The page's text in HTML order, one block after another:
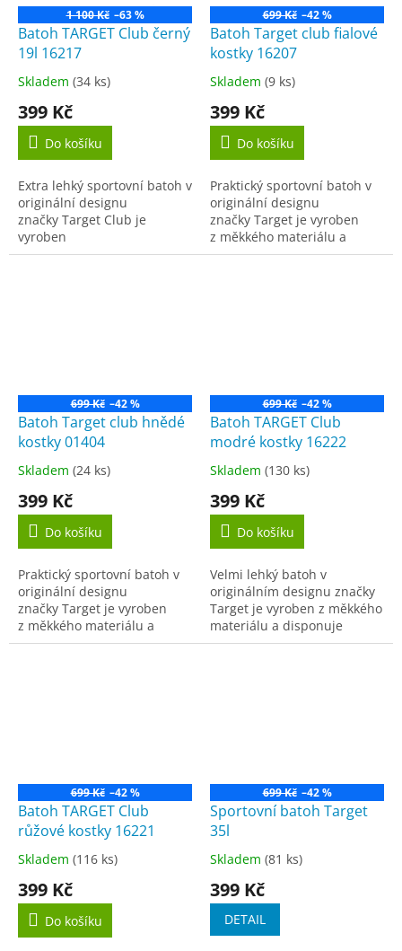
1 100 Kč –63 %
Batoh TARGET Club černý
19l 16217
Průměrné
produktu
4,3
5
hvězdiček.
Skladem (34 ks)
399 Kč
Do košíku
Extra lehký sportovní batoh v
originální designu
značky Target Club je
vyroben
z měkkého materiálu a
699 Kč –42 %
Batoh Target club fialové
kostky 16207
Průměrné
produktu
4,5
5
hvězdiček.
Skladem (9 ks)
399 Kč
Do košíku
Praktický sportovní batoh v
originální designu
značky Target je vyroben
z měkkého materiálu a
disponuje
699 Kč –42 %
Batoh Target club hnědé
kostky 01404
Průměrné
produktu
4,5
5
hvězdiček.
Skladem (24 ks)
399 Kč
Do košíku
Praktický sportovní batoh v
originální designu
značky Target je vyroben
z měkkého materiálu a
disponuje
699 Kč –42 %
Batoh TARGET Club
modré kostky 16222
Průměrné
produktu
3,8
5
hvězdiček.
Skladem (130 ks)
399 Kč
Do košíku
Velmi lehký batoh v
originálním designu značky
Target je vyroben z měkkého
materiálu a disponuje
prostornou komorou a
699 Kč –42 %
Batoh TARGET Club
růžové kostky 16221
Průměrné
produktu
5,0
Skladem (116 ks)
399 Kč
Do košíku
699 Kč –42 %
Sportovní batoh Target
35l
Průměrné
produktu
4,3
Skladem (81 ks)
399 Kč
DETAIL